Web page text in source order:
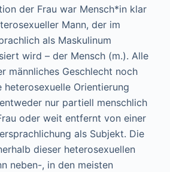
der Frau war Mensch*in klar
Mann, der im
als Maskulinum
wird – der Mensch (m.). Alle
männliches Geschlecht noch
heterosexuelle Orientierung
nur partiell menschlich
oder weit entfernt von einer
als Subjekt. Die
dieser heterosexuellen
neben-, in den meisten